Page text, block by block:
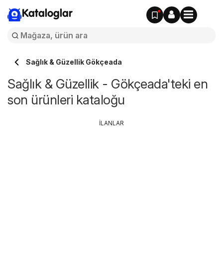
Kataloglar
Sağlık & Güzellik Gökçeada
Sağlık & Güzellik - Gökçeada'teki en
son ürünleri kataloğu
İLANLAR